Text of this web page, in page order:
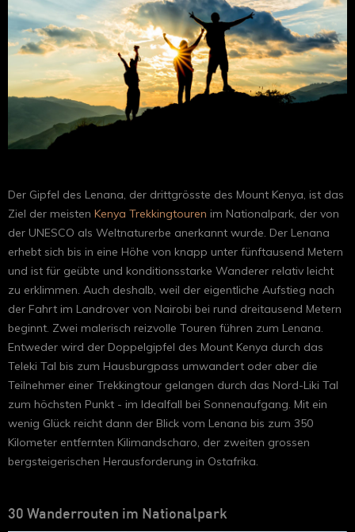
Der Gipfel des Lenana, der drittgrösste des Mount Kenya, ist das
Ziel der meisten Kenya Trekkingtouren im Nationalpark, der von
der UNESCO als Weltnaturerbe anerkannt wurde. Der Lenana
erhebt sich bis in eine Höhe von knapp unter fünftausend Metern
und ist für geübte und konditionsstarke Wanderer relativ leicht
zu erklimmen. Auch deshalb, weil der eigentliche Aufstieg nach
der Fahrt im Landrover von Nairobi bei rund dreitausend Metern
beginnt. Zwei malerisch reizvolle Touren führen zum Lenana.
Entweder wird der Doppelgipfel des Mount Kenya durch das
Teleki Tal bis zum Hausburgpass umwandert oder aber die
Teilnehmer einer Trekkingtour gelangen durch das Nord-Liki Tal
zum höchsten Punkt - im Idealfall bei Sonnenaufgang. Mit ein
wenig Glück reicht dann der Blick vom Lenana bis zum 350
Kilometer entfernten Kilimandscharo, der zweiten grossen
bergsteigerischen Herausforderung in Ostafrika.
30 Wanderrouten im Nationalpark